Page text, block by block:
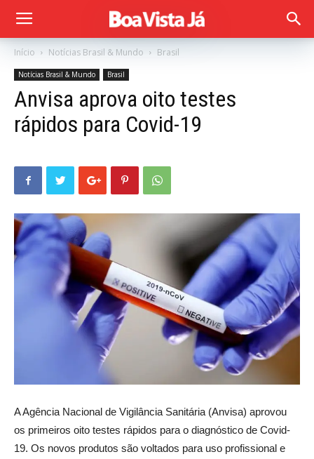
Início Notícias Brasil & Mundo Brasil
Notícias Brasil & Mundo Brasil
Anvisa aprova oito testes
rápidos para Covid-19
A Agência Nacional de Vigilância Sanitária (Anvisa) aprovou
os primeiros oito testes rápidos para o diagnóstico de Covid-
19. Os novos produtos são voltados para uso profissional e